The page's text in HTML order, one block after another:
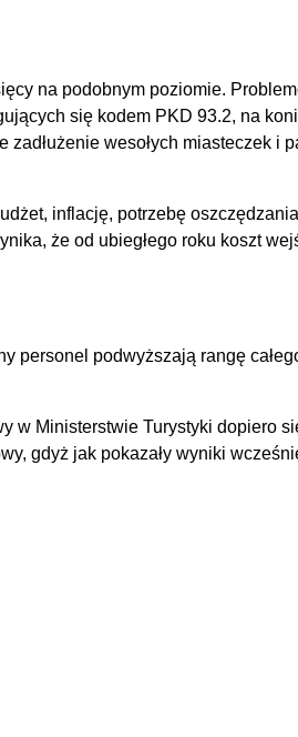
na podobnym poziomie.
się kodem PKD 93.2, na
wesołych miasteczek i
inflację, potrzebę
że od ubiegłego roku koszt
personel podwyższają rangę
Ministerstwie Turystyki dopiero
gdyż jak pokazały wyniki